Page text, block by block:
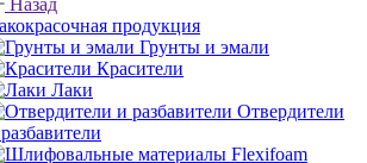
Назад
продукция
Грунты и эмали
Красители
Лаки
Отвердители